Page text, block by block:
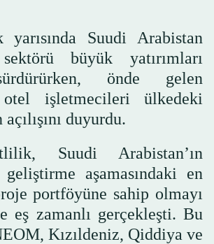
Suudi Arabistan
büyük yatırımları
önde gelen
otel işletmecileri ülkedeki
duyurdu.
Suudi Arabistan’ın
geliştirme aşamasındaki en
portföyüne sahip olmayı
eş zamanlı gerçekleşti. Bu
Kızıldeniz, Qiddiya ve